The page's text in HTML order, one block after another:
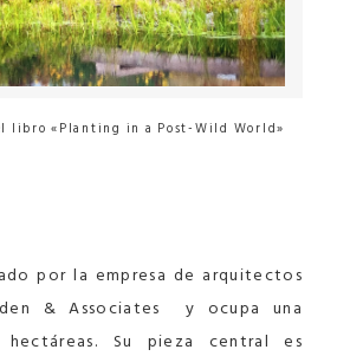
libro «Planting in a Post-Wild World»
por la empresa de arquitectos
& Associates y ocupa una
Su pieza central es